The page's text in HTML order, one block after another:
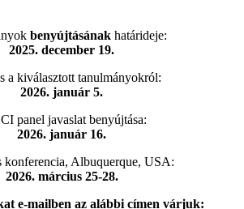
benyújtásának határideje:
2025. december 19.
a kiválasztott tanulmányokról:
2026. január 5.
panel javaslat benyújtása:
2026. január 16.
konferencia, Albuquerque, USA:
2026. március 25-28.
e-mailben az alábbi címen várjuk: